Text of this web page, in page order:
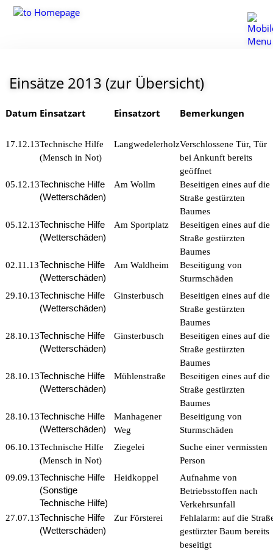
Einsätze 2013 (zur Übersicht)
Datum Einsatzart Einsatzort Bemerkungen
17.12.13Technische Hilfe
(Mensch in Not)
LangwedelerholzVerschlossene Tür, Tür
bei Ankunft bereits
geöffnet
05.12.13Technische Hilfe
(Wetterschäden)
Am Wollm
Beseitigen eines auf die
Straße gestürzten
Baumes
05.12.13Technische Hilfe
(Wetterschäden)
Am Sportplatz
Beseitigen eines auf die
Straße gestürzten
Baumes
02.11.13Technische Hilfe
(Wetterschäden)
Am Waldheim
Beseitigung von
Sturmschäden
29.10.13Technische Hilfe
(Wetterschäden)
Ginsterbusch
Beseitigen eines auf die
Straße gestürzten
Baumes
28.10.13Technische Hilfe
(Wetterschäden)
Ginsterbusch
Beseitigen eines auf die
Straße gestürzten
Baumes
28.10.13Technische Hilfe
(Wetterschäden)
Mühlenstraße
Beseitigen eines auf die
Straße gestürzten
Baumes
28.10.13Technische Hilfe
(Wetterschäden)
Manhagener
Weg
Beseitigung von
Sturmschäden
06.10.13Technische Hilfe
(Mensch in Not)
Ziegelei
Suche einer vermissten
Person
09.09.13Technische Hilfe
(Sonstige
Technische Hilfe)
Heidkoppel
Aufnahme von
Betriebsstoffen nach
Verkehrsunfall
27.07.13Technische Hilfe
(Wetterschäden)
Zur Försterei
Fehlalarm: auf die
gestürzter Baum bereits
beseitigt